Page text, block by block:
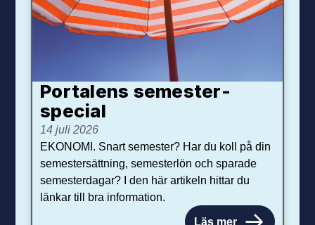
Portalens semester­
special
14 juli 2026
EKONOMI. Snart semester? Har du koll på din
semestersättning, semesterlön och sparade
semesterdagar? I den här artikeln hittar du
länkar till bra information.
Läs mer